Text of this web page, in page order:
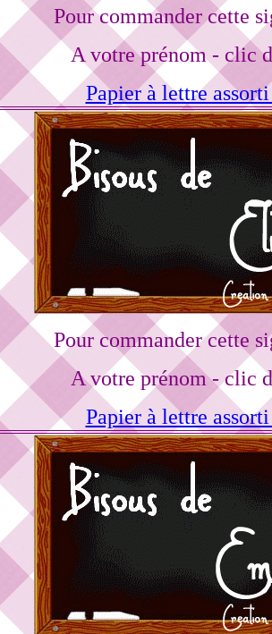
Pour commander cette
A votre prénom - clic
Papier à lettre
Pour commander cette
A votre prénom - clic
Papier à lettre